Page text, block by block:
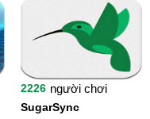
2226 người chơi
SugarSync